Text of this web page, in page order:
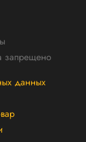
запрещено
данных